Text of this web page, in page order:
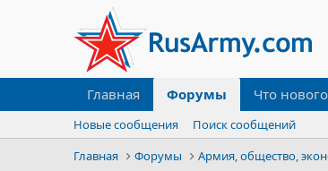
Главная Форумы Что
Новые сообщения
Поиск сообщений
Главная
Форумы Армия, общество,